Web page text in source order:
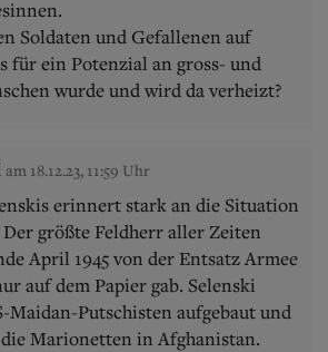
Soldaten und Gefallenen auf
für ein Potenzial an gross- und
wurde und wird da verheizt?
am 18.12.23, 11:59 Uhr
erinnert stark an die Situation
größte Feldherr aller Zeiten
April 1945 von der Entsatz Armee
auf dem Papier gab. Selenski
Maidan-Putschisten aufgebaut und
Marionetten in Afghanistan.